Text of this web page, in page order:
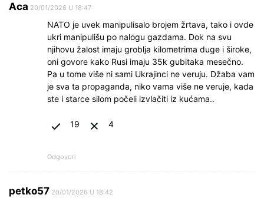
Aca 20/01/2026 U 18:47
NATO je uvek manipulisalo brojem žrtava, tako i ovde
ukri manipulišu po nalogu gazdama. Dok na svu
njihovu žalost imaju groblja kilometrima duge i široke,
oni govore kako Rusi imaju 35k gubitaka mesečno.
Pa u tome više ni sami Ukrajinci ne veruju. Džaba vam
je sva ta propaganda, niko vama više ne veruje, kada
ste i starce silom počeli izvlačiti iz kućama..
19 4
Odgovori
petko57 20/01/2026 U 18:42